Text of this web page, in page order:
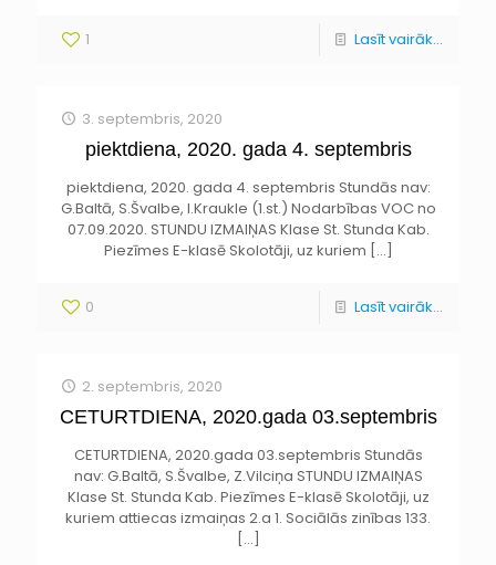
1 Lasīt vairāk...
3. septembris, 2020
piektdiena, 2020. gada 4. septembris
piektdiena, 2020. gada 4. septembris Stundās nav:
G.Baltā, S.Švalbe, I.Kraukle (1.st.) Nodarbības VOC no
07.09.2020. STUNDU IZMAIŅAS Klase St. Stunda Kab.
Piezīmes E-klasē Skolotāji, uz kuriem […]
0 Lasīt vairāk...
2. septembris, 2020
CETURTDIENA, 2020.gada 03.septembris
CETURTDIENA, 2020.gada 03.septembris Stundās
nav: G.Baltā, S.Švalbe, Z.Vilciņa STUNDU IZMAIŅAS
Klase St. Stunda Kab. Piezīmes E-klasē Skolotāji, uz
kuriem attiecas izmaiņas 2.a 1. Sociālās zinības 133.
[…]